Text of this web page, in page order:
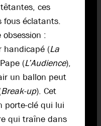
ces
fous éclatants.
:
handicapé (La
(L’Audience),
un ballon peut
Break-up). Cet
porte-clé qui lui
qui traîne dans